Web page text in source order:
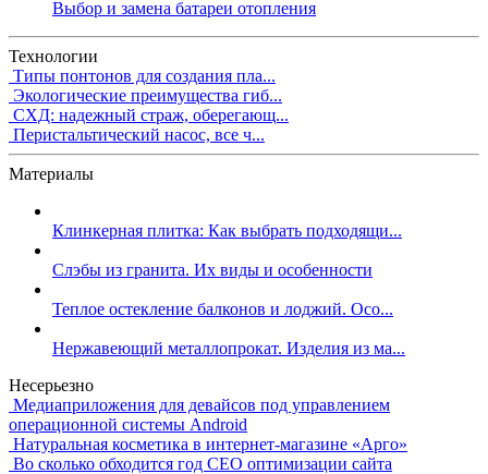
Выбор и замена батареи отопления
Технологии
Типы понтонов для создания пла...
Экологические преимущества гиб...
СХД: надежный страж, оберегающ...
Перистальтический насос, все ч...
Материалы
Клинкерная плитка: Как выбрать подходящи...
Слэбы из гранита. Их виды и особенности
Теплое остекление балконов и лоджий. Осо...
Нержавеющий металлопрокат. Изделия из ма...
Несерьезно
Медиаприложения для девайсов под управлением
операционной системы Android
Натуральная косметика в интернет-магазине «Арго»
Во сколько обходится год СЕО оптимизации сайта